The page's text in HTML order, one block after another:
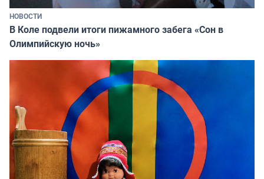
НОВОСТИ
В Коле подвели итоги пижамного забега «Сон в
Олимпийскую ночь»